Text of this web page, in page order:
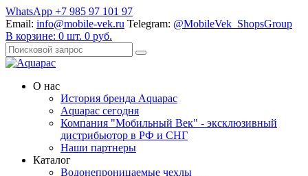
WhatsApp +7 985 97 101 97
Email: info@mobile-vek.ru Telegram: @MobileVek_ShopsGroup
В корзине: 0 шт. 0 руб.
О нас
История бренда Aquapac
Aquapac cегодня
Компания "Мобильный Век" - эксклюзивный
дистрибьютор в РФ и СНГ
Наши партнеры
Каталог
Водонепроницаемые чехлы